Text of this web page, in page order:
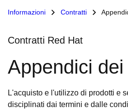
Informazioni Contratti
Contratti Red Hat
Appendici
L'acquisto e l'utilizzo di prodotti e
disciplinati dai termini e dalle